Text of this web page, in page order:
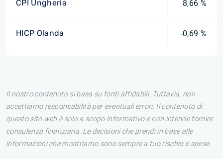
CPI Ungheria 8,66 %
HICP Olanda -0,69 %
Il nostro contenuto si basa su fonti affidabili. Tuttavia, non
accettiamo responsabilità per eventuali errori. Il contenuto di
questo sito web è solo a scopo informativo e non intende fornire
consulenza finanziaria. Le decisioni che prendi in base alle
informazioni che mostriamo sono sempre a tuo rischio e spese.